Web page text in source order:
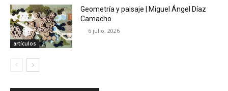
artículos
Geometría y paisaje | Miguel Ángel Díaz
Camacho
6 julio, 2026